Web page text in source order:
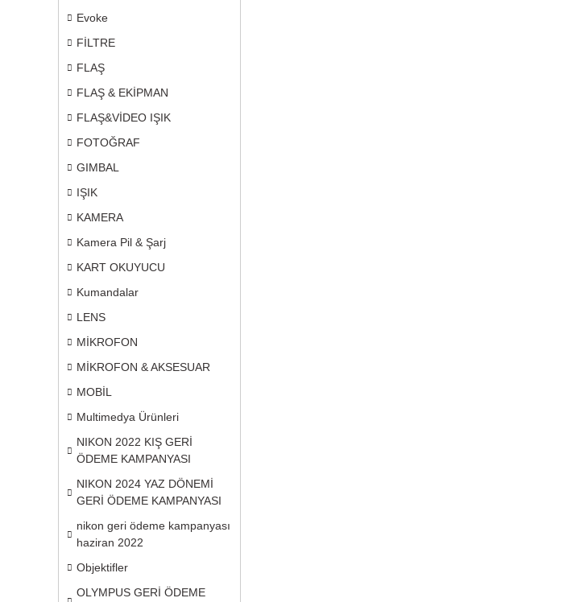
Evoke
FİLTRE
FLAŞ
FLAŞ & EKİPMAN
FLAŞ&VİDEO IŞIK
FOTOĞRAF
GIMBAL
IŞIK
KAMERA
Kamera Pil & Şarj
KART OKUYUCU
Kumandalar
LENS
MİKROFON
MİKROFON & AKSESUAR
MOBİL
Multimedya Ürünleri
NIKON 2022 KIŞ GERİ
ÖDEME KAMPANYASI
NIKON 2024 YAZ DÖNEMİ
GERİ ÖDEME KAMPANYASI
nikon geri ödeme kampanyası
haziran 2022
Objektifler
OLYMPUS GERİ ÖDEME